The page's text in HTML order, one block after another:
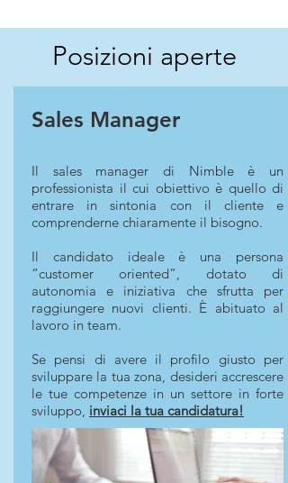
Posizioni aperte
Sales Manager
Il sales manager di Nimble è un
professionista il cui obiettivo è quello di
entrare in sintonia con il cliente e
comprenderne chiaramente il bisogno.
Il candidato ideale è una persona
“customer oriented”, dotato di
autonomia e iniziativa che sfrutta per
raggiungere nuovi clienti. È abituato al
lavoro in team.
Se pensi di avere il profilo giusto per
sviluppare la tua zona, desideri accrescere
le tue competenze in un settore in forte
sviluppo, inviaci la tua candidatura!